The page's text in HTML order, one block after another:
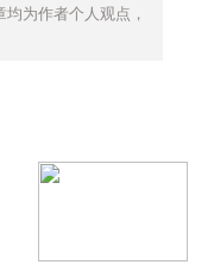
为作者个人观点，